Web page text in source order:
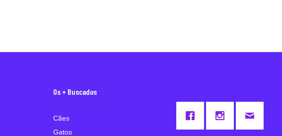
Os + Buscados
Cães
Gatos